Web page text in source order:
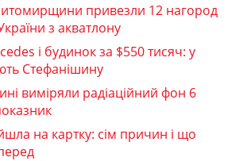
привезли 12 нагород
з акватлону
і будинок за $550 тисяч: у
Стефанішину
виміряли радіаційний фон 6
на картку: сім причин і що